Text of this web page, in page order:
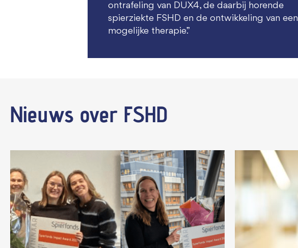
ontrafeling van DUX4, de daarbij horende
spierziekte FSHD en de ontwikkeling van een
mogelijke therapie.”
Nieuws over FSHD